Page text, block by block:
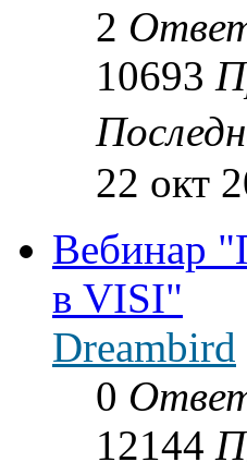
2
10693
22 окт
Вебинар
в VISI"
Dreambird
0
12144